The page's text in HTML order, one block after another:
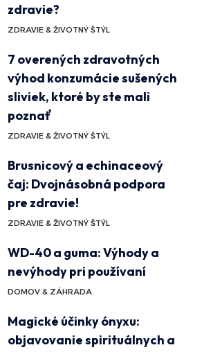
zdravie?
ZDRAVIE & ŽIVOTNÝ ŠTÝL
7 overených zdravotných
výhod konzumácie sušených
sliviek, ktoré by ste mali
poznať
ZDRAVIE & ŽIVOTNÝ ŠTÝL
Brusnicový a echinaceový
čaj: Dvojnásobná podpora
pre zdravie!
ZDRAVIE & ŽIVOTNÝ ŠTÝL
WD-40 a guma: Výhody a
nevýhody pri používaní
DOMOV & ZÁHRADA
Magické účinky ónyxu:
objavovanie spirituálnych a